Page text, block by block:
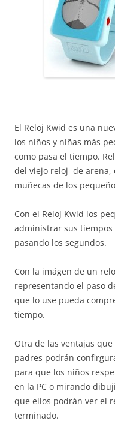
El Reloj Kwid es una
los niños y niñas más
como pasa el tiempo.
del viejo reloj de arena,
muñecas de los
Con el Reloj Kwid los
administrar sus
pasando los segundos.
Con la imágen de un
representando el paso
que lo use pueda
tiempo.
Otra de las ventajas
padres podrán
para que los niños
en la PC o mirando
que ellos podrán ver el
terminado.